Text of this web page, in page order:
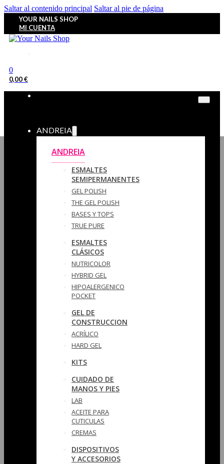
Saltar al contenido principal Saltar al pie de página
YOUR NAILS SHOP
MI CUENTA
0
0,00€
ANDREIA
ANDREIA
ESMALTES
SEMIPERMANENTES
GEL POLISH
THE GEL POLISH
BASES Y‎ TOPS
TRUE PURE
ESMALTES
CLÁSICOS
NUTRICOLOR
HYBRID GEL
HIPOALERGENICO
POCKET
GEL DE
CONSTRUCCION
ACRÍLICO
HARD GEL
KITS
CUIDADO DE
MANOS Y PIES
LAB
ACEITE PARA
CUTICULAS
CREMAS
DISPOSITIVOS
Y ACCESORIOS